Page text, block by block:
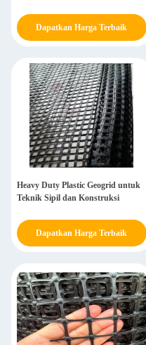
Dapatkan Harga Terbaik
Heavy Duty Plastic Geogrid untuk
Teknik Sipil dan Konstruksi
Dapatkan Harga Terbaik